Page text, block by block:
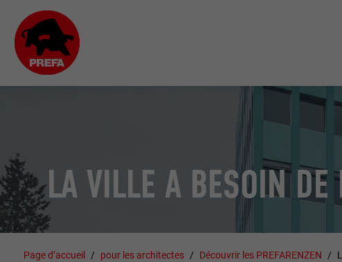
LA VILLE A BESOIN
Page d’accueil pour les architectes Découvrir les PREFARENZEN